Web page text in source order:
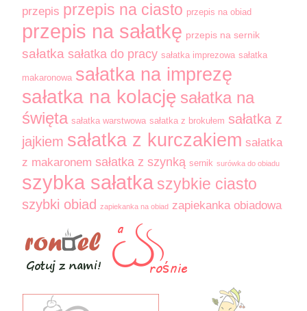
przepis przepis na ciasto przepis na obiad
przepis na sałatkę przepis na sernik
sałatka sałatka do pracy sałatka imprezowa sałatka
makaronowa sałatka na imprezę
sałatka na kolację sałatka na
święta sałatka warstwowa sałatka z brokułem sałatka z
jajkiem sałatka z kurczakiem sałatka
z makaronem sałatka z szynką sernik surówka do obiadu
szybka sałatka szybkie ciasto
szybki obiad zapiekanka na obiad zapiekanka obiadowa